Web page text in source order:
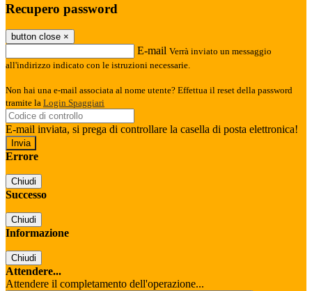
Recupero password
button close ×
E-mail Verrà inviato un messaggio
all'indirizzo indicato con le istruzioni necessarie.
Non hai una e-mail associata al nome utente? Effettua il reset della password
tramite la Login Spaggiari
E-mail inviata, si prega di controllare la casella di posta elettronica!
Errore
Chiudi
Successo
Chiudi
Informazione
Chiudi
Attendere...
Attendere il completamento dell'operazione...